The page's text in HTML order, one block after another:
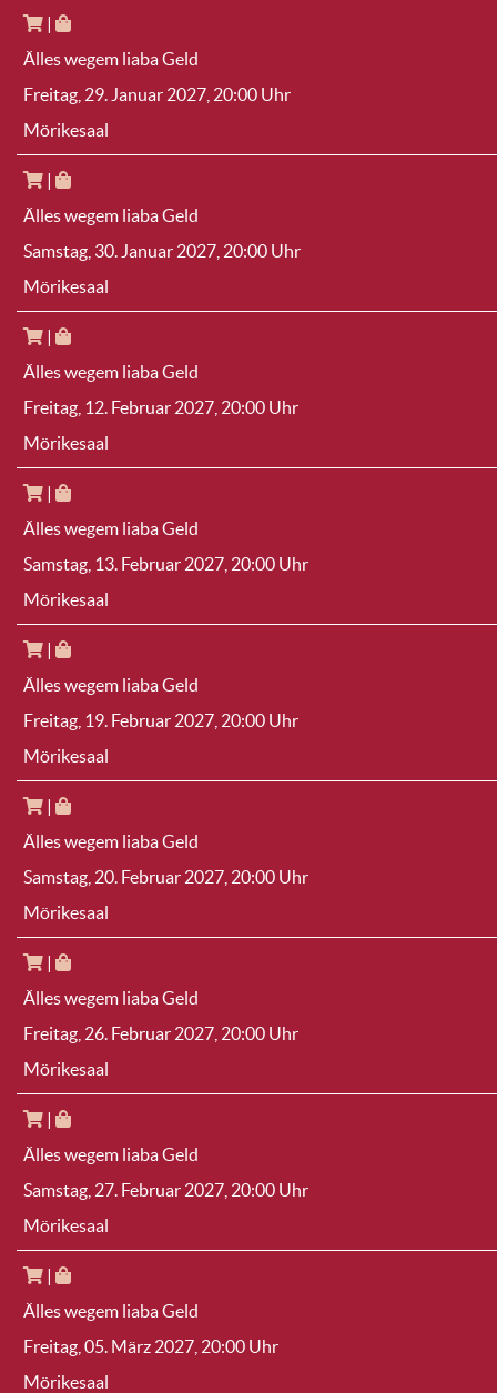
|
Älles wegem liaba Geld
Freitag, 29. Januar 2027 , 20:00 Uhr
Mörikesaal
|
Älles wegem liaba Geld
Samstag, 30. Januar 2027 , 20:00 Uhr
Mörikesaal
|
Älles wegem liaba Geld
Freitag, 12. Februar 2027 , 20:00 Uhr
Mörikesaal
|
Älles wegem liaba Geld
Samstag, 13. Februar 2027 , 20:00 Uhr
Mörikesaal
|
Älles wegem liaba Geld
Freitag, 19. Februar 2027 , 20:00 Uhr
Mörikesaal
|
Älles wegem liaba Geld
Samstag, 20. Februar 2027 , 20:00 Uhr
Mörikesaal
|
Älles wegem liaba Geld
Freitag, 26. Februar 2027 , 20:00 Uhr
Mörikesaal
|
Älles wegem liaba Geld
Samstag, 27. Februar 2027 , 20:00 Uhr
Mörikesaal
|
Älles wegem liaba Geld
Freitag, 05. März 2027 , 20:00 Uhr
Mörikesaal